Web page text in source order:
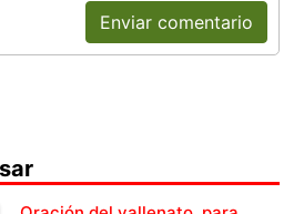
Enviar comentario